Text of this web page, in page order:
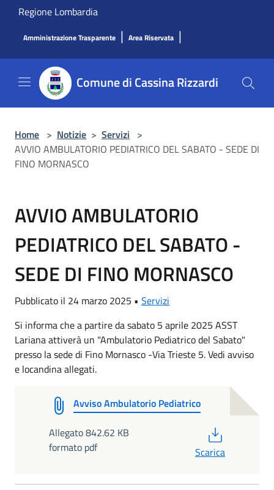
Salta al contenuto principale
Regione Lombardia
Amministrazione Trasparente | Area Riservata |
Comune di Cassina Rizzardi
Home > Notizie > Servizi >
AVVIO AMBULATORIO PEDIATRICO DEL SABATO - SEDE DI
FINO MORNASCO
AVVIO AMBULATORIO
PEDIATRICO DEL SABATO -
SEDE DI FINO MORNASCO
Pubblicato il 24 marzo 2025 • Servizi
Si informa che a partire da sabato 5 aprile 2025 ASST
Lariana attiverà un "Ambulatorio Pediatrico del Sabato"
presso la sede di Fino Mornasco -Via Trieste 5. Vedi avviso
e locandina allegati.
Avviso Ambulatorio Pediatrico
Allegato 842.62 KB
formato pdf
Scarica